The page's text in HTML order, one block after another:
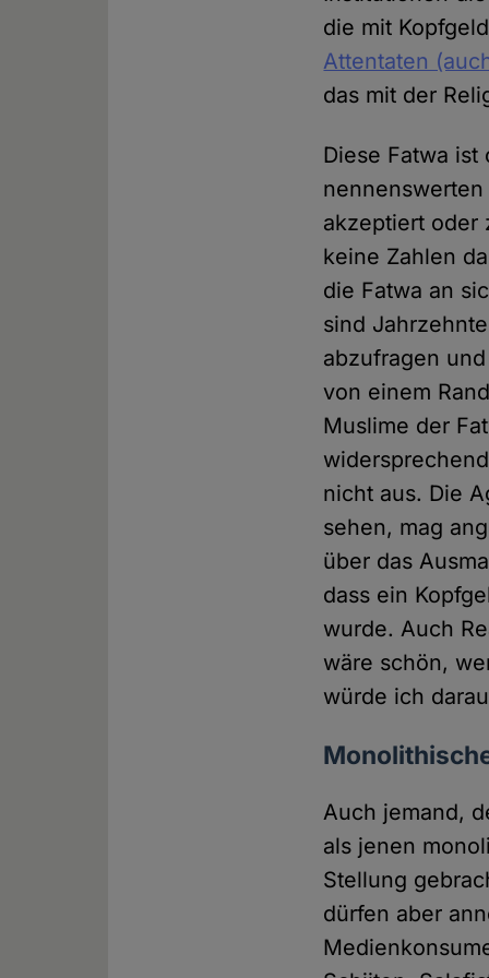
die mit
Attentaten
das mit der
Diese Fatwa
akzeptiert oder
keine Zahlen
die Fatwa an
sind
abzufragen
von einem
Muslime der
nicht aus. Die
sehen, mag
über das
dass ein
wurde. Auch
wäre schön,
würde ich
Auch jemand,
als jenen
Stellung
dürfen aber